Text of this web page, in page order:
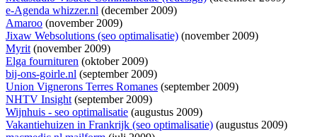
e-Agenda whizzer.nl (december 2009)
Amaroo (november 2009)
Jixaw Websolutions (seo optimalisatie) (november 2009)
Myrit(november 2009)
Elga fournituren (oktober 2009)
bij-ons-goirle.nl (september 2009)
Union Vignerons Terres Romanes (september 2009)
NHTV Insight(september 2009)
Wijnhuis - seo optimalisatie (augustus 2009)
Vakantiehuizen in Frankrijk (seo optimalisatie) (augustus 2009)